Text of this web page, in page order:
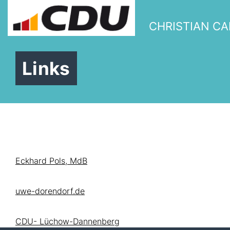
CHRISTIAN
Links
Eckhard Pols, MdB
uwe-dorendorf.de
CDU- Lüchow-Dannenberg